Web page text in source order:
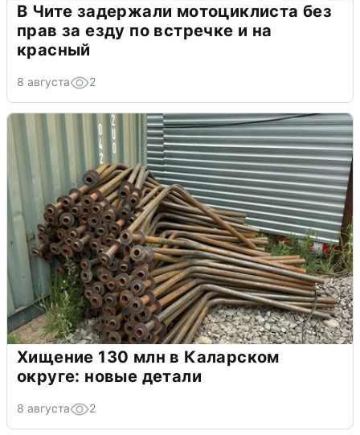
В Чите задержали мотоциклиста без
прав за езду по встречке и на
красный
8 августа 2
Хищение 130 млн в Каларском
округе: новые детали
8 августа 2